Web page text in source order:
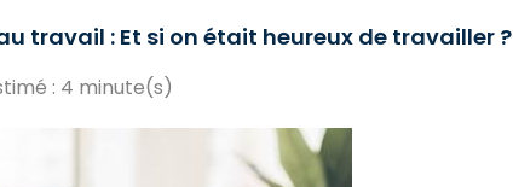
travail : Et si on était heureux de travailler ?
: 4 minute(s)